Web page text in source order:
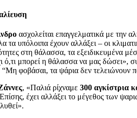
ασχολείται επαγγελματικά με την
τα υπόλοιπα έχουν αλλάξει – οι
στη θάλασσα, τα εξειδικευμένα
μπορεί η θάλασσα να μας δώσει»,
φοβάσαι, τα ψάρια δεν τελειώνουν
, «Παλιά ρίχναμε 300 αγκίστρια
Επίσης, έχει αλλάξει το μέγεθος των